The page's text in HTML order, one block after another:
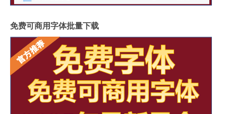
免费可商用字体批量下载